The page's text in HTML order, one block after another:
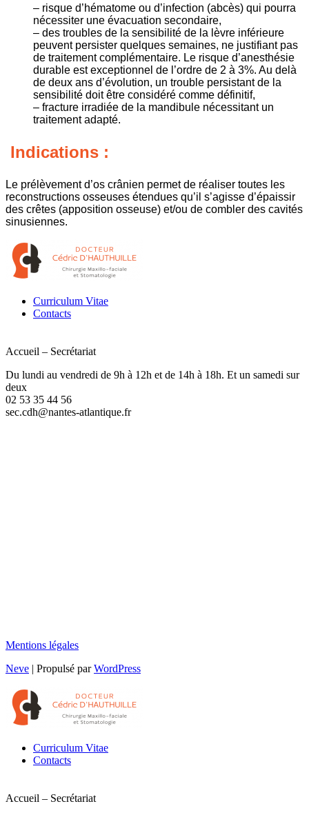
– risque d’hématome ou d’infection (abcès) qui pourra
nécessiter une évacuation secondaire,
– des troubles de la sensibilité de la lèvre inférieure
peuvent persister quelques semaines, ne justifiant pas
de traitement complémentaire. Le risque d’anesthésie
durable est exceptionnel de l’ordre de 2 à 3%. Au delà
de deux ans d’évolution, un trouble persistant de la
sensibilité doit être considéré comme définitif,
– fracture irradiée de la mandibule nécessitant un
traitement adapté.
Indications :
Le prélèvement d’os crânien permet de réaliser toutes les
reconstructions osseuses étendues qu’il s’agisse d’épaissir
des crêtes (apposition osseuse) et/ou de combler des cavités
sinusiennes.
Curriculum Vitae
Contacts
Accueil – Secrétariat
Du lundi au vendredi de 9h à 12h et de 14h à 18h. Et un samedi sur
deux
02 53 35 44 56
sec.cdh@nantes-atlantique.fr
Mentions légales
Neve | Propulsé parWordPress
Curriculum Vitae
Contacts
Accueil – Secrétariat